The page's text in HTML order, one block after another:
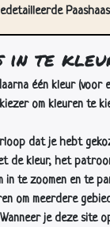
in te
één kleur
om kleuren te
dat je hebt
de kleur, het
te zoomen en te
om meerdere
je deze site